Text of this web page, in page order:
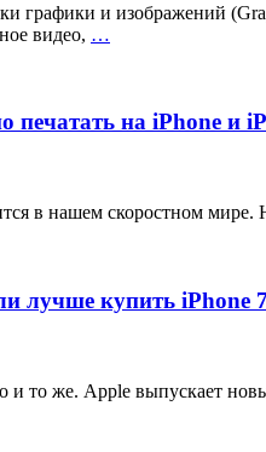
графики и изображений
видео, …
печатать на iPhone и
в нашем скоростном
лучше купить iPhone
и то же. Apple выпускает